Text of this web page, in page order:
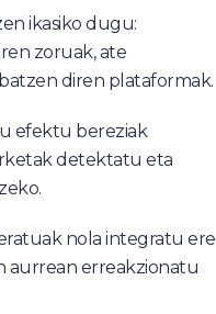
ikasiko dugu:
zoruak, ate
diren plataformak.
efektu bereziak
detektatu eta
nola integratu ere
aurrean erreakzionatu